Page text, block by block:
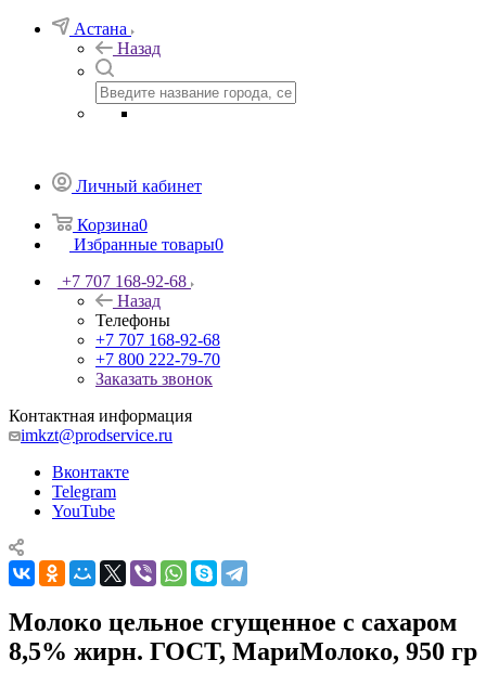
Астана
Назад
Личный кабинет
Корзина0
Избранные товары0
+7 707 168-92-68
Назад
Телефоны
+7 707 168-92-68
+7 800 222-79-70
Заказать звонок
Контактная информация
imkzt@prodservice.ru
Вконтакте
Telegram
YouTube
Молоко цельное сгущенное с сахаром
8,5% жирн. ГОСТ, МариМолоко, 950 гр